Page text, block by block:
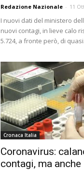
Redazione Nazionale - 11
I nuovi dati del ministero
nuovi contagi, in lieve calo
5.724, a fronte però, di
Cronaca Italia
Coronavirus:
contagi, ma